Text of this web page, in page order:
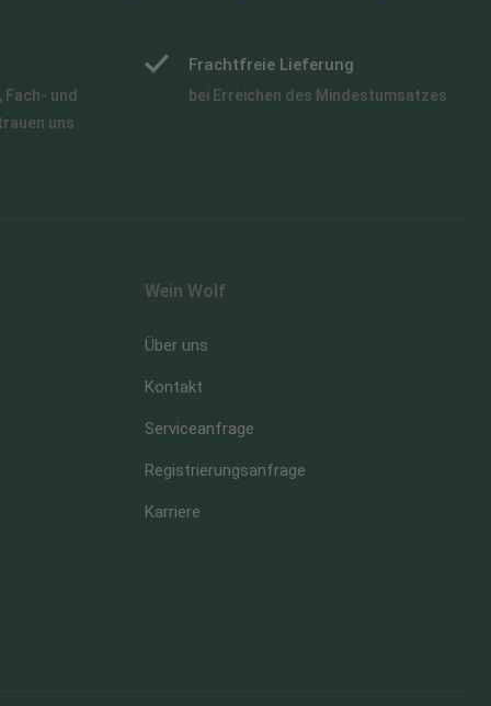
und
uns
Frachtfreie Lieferung
bei Erreichen des Mindestumsatzes
Wein Wolf
Über uns
Kontakt
Serviceanfrage
Registrierungsanfrage
Karriere